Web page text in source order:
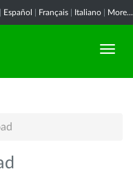
Español Français Italiano More...